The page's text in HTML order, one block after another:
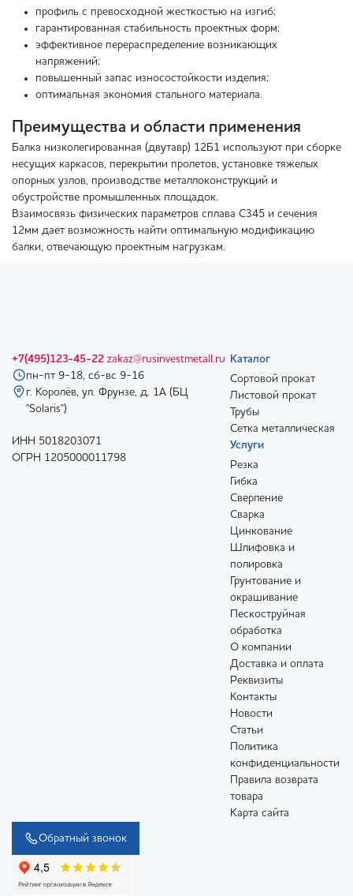
профиль с превосходной жесткостью на изгиб;
гарантированная стабильность проектных форм;
эффективное перераспределение возникающих
напряжений;
повышенный запас износостойкости изделия;
оптимальная экономия стального материала.
Преимущества и области применения
Балка низколегированная (двутавр) 12Б1 используют при сборке
несущих каркасов, перекрытии пролетов, установке тяжелых
опорных узлов, производстве металлоконструкций и
обустройстве промышленных площадок.
Взаимосвязь физических параметров сплава С345 и сечения
12мм дает возможность найти оптимальную модификацию
балки, отвечающую проектным нагрузкам.
+7(495)123-45-22 zakaz@rusinvestmetall.ru
пн-пт 9-18, сб-вс 9-16
г. Королёв, ул. Фрунзе, д. 1А (БЦ
"Solaris")
ИНН 5018203071
ОГРН 1205000011798
Каталог
Сортовой прокат
Листовой прокат
Трубы
Сетка металлическая
Услуги
Резка
Гибка
Сверление
Сварка
Цинкование
Шлифовка и
полировка
Грунтование и
окрашивание
Пескоструйная
обработка
О компании
Доставка и оплата
Реквизиты
Контакты
Новости
Статьи
Политика
конфиденциальности
Правила возврата
товара
Карта сайта
Обратный звонок